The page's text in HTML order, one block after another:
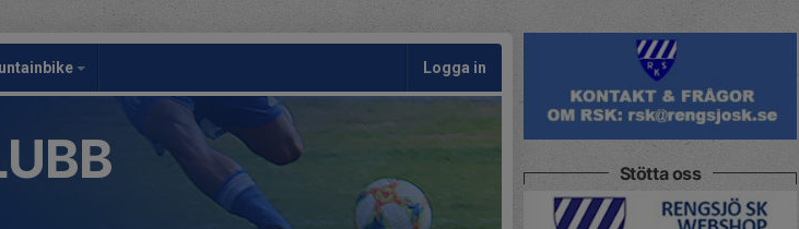
Logga in
Stötta oss